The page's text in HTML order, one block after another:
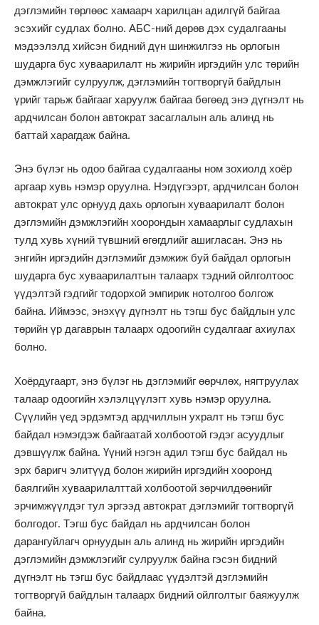
дэглэмийн төрлөөс хамаарч харилцан адилгүй байгаа
эсэхийг судлах болно. АБС-ний дөрөв дэх судалгааны
мэдээлэлд хийсэн бидний дүн шинжилгээ нь орлогын
шударга бус хуваарилалт нь жирийн иргэдийн улс төрийн
дэмжлэгийг сулруулж, дэглэмийн тогтворгүй байдлын
үрийг тарьж байгааг харуулж байгаа бөгөөд энэ дүгнэлт нь
ардчилсан болон автократ засаглалын аль алинд нь
баттай харагдаж байна.
Энэ бүлэг нь одоо байгаа судалгааны ном зохиолд хоёр
аргаар хувь нэмэр оруулна. Нэгдүгээрт, ардчилсан болон
автократ улс орнууд дахь орлогын хуваарилалт болон
дэглэмийн дэмжлэгийн хоорондын хамаарлыг судлахын
тулд хувь хүний түвшний өгөгдлийг ашигласан. Энэ нь
энгийн иргэдийн дэглэмийг дэмжиж буй байдал орлогын
шударга бус хуваарилалтын талаарх тэдний ойлголтоос
үүдэлтэй гэдгийг тодорхой эмпирик нотолгоо болгож
байна. Иймээс, энэхүү дүгнэлт нь тэгш бус байдлын улс
төрийн үр дагаврын талаарх одоогийн судалгааг ахиулах
болно.
Хоёрдугаарт, энэ бүлэг нь дэглэмийг өөрчлөх, нягтруулах
талаар одоогийн хэлэлцүүлэгт хувь нэмэр оруулна.
Сүүлийн үед эрдэмтэд ардчиллын ухралт нь тэгш бус
байдал нэмэгдэж байгаатай холбоотой гэдэг асуудлыг
дэвшүүлж байна. Үүний нэгэн адил тэгш бус байдал нь
эрх баригч элитүүд болон жирийн иргэдийн хооронд
баялгийн хуваарилалттай холбоотой зөрчилдөөнийг
эрчимжүүлдэг тул эргээд автократ дэглэмийг тогтворгүй
болгодог. Тэгш бус байдал нь ардчилсан болон
дарангуйлагч орнуудын аль алинд нь жирийн иргэдийн
дэглэмийн дэмжлэгийг сулруулж байна гэсэн бидний
дүгнэлт нь тэгш бус байдлаас үүдэлтэй дэглэмийн
тогтворгүй байдлын талаарх бидний ойлголтыг баяжуулж
байна.